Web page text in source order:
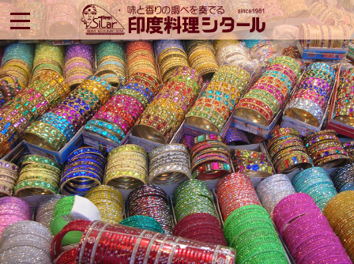
印
度
料
理
シ
タ
ー
ル
HOME
ア
ク
セ
ス